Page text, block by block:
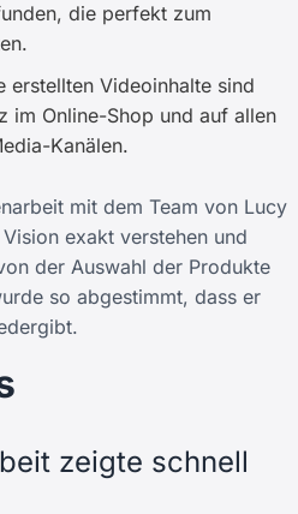
die perfekt zum
erstellten Videoinhalte sind
im Online-Shop und auf allen
Kanälen.
mit dem Team von Lucy
exakt verstehen und
der Auswahl der Produkte
so abgestimmt, dass er
zeigte schnell